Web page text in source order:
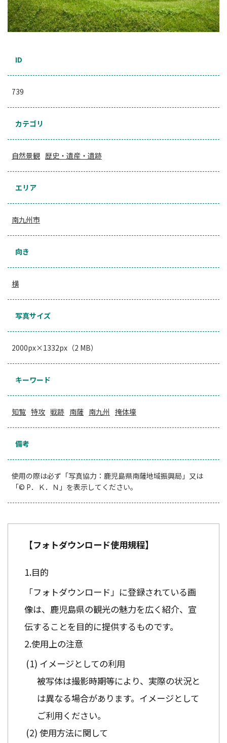
ID
739
カテゴリ
自然景観 歴史・遺産・遺跡
エリア
南九州市
向き
横
写真サイズ
2000px×1332px（2 MB）
キーワード
知覧 特攻 戦跡 南薩 南九州 掩体壕
備考
使用の際は必ず「写真協力：鹿児島県南薩地域振興局」又は
「© P．Ｋ．Ｎ」を表示してください。
【フォトダウンロード使用規程】
目的
「フォトダウンロード」に登録されている画
像は、鹿児島県の観光の魅力を広く紹介、宣
伝することを目的に提供するものです。
使用上の注意
イメージとしての利用
被写体は撮影時期等により、実際の状況と
は異なる場合があります。イメージとして
ご利用ください。
使用方法に関して